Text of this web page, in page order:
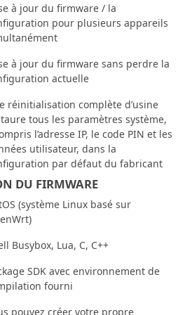
à jour du firmware / la
pour plusieurs appareils
à jour du firmware sans perdre la
actuelle
réinitialisation complète d’usine
tous les paramètres système,
l’adresse IP, le code PIN et les
utilisateur, dans la
par défaut du fabricant
DU FIRMWARE
(système Linux basé sur
Busybox, Lua, C, C++
SDK avec environnement de
fourni
pouvez créer votre propre